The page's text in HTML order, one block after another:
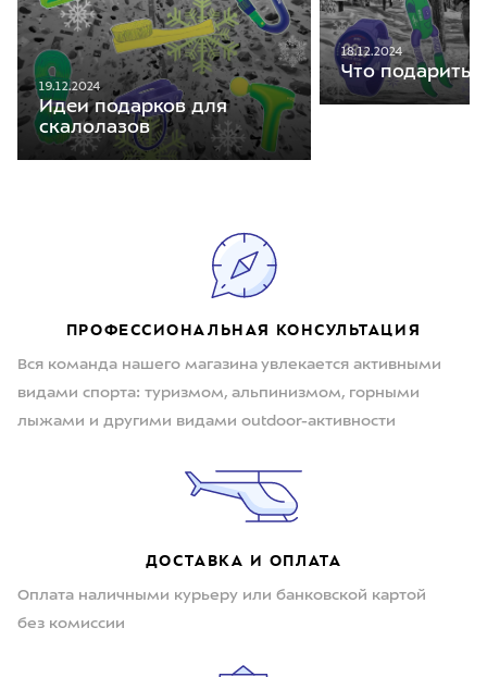
19.12.2024
Идеи подарков для
скалолазов
18.12.2024
Что подарить
ПРОФЕССИОНАЛЬНАЯ КОНСУЛЬТАЦИЯ
Вся команда нашего магазина увлекается активными
видами спорта: туризмом, альпинизмом, горными
лыжами и другими видами outdoor-активности
ДОСТАВКА И ОПЛАТА
Оплата наличными курьеру или банковской картой
без комиссии